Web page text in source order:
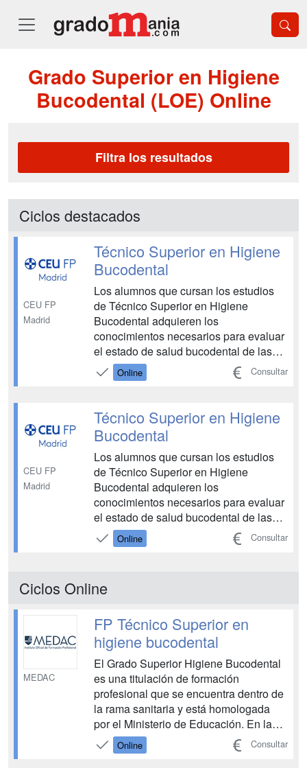
Grado Superior en Higiene
Bucodental (LOE) Online
Filtra los resultados
Ciclos destacados
CEU FP
Madrid
Técnico Superior en Higiene
Bucodental
Los alumnos que cursan los estudios
de Técnico Superior en Higiene
Bucodental adquieren los
conocimientos necesarios para evaluar
el estado de salud bucodental de las
personas, detectando mediante
exploración e identificando posibles
necesarias para su prevención y/o
corrección, remitiendo al facultativo. ...
Online Consultar
CEU FP
Madrid
Técnico Superior en Higiene
Bucodental
Los alumnos que cursan los estudios
de Técnico Superior en Higiene
Bucodental adquieren los
conocimientos necesarios para evaluar
el estado de salud bucodental de las
personas, detectando mediante
exploración e identificando posibles
Online Consultar
Ciclos Online
MEDAC
FP Técnico Superior en
higiene bucodental
El Grado Superior Higiene Bucodental
es una titulación de formación
profesional que se encuentra dentro de
la rama sanitaria y está homologada
por el Ministerio de Educación. En la
FP Higiene Bucodental, aprenderás a
detectar las principales patologías y
Online Consultar